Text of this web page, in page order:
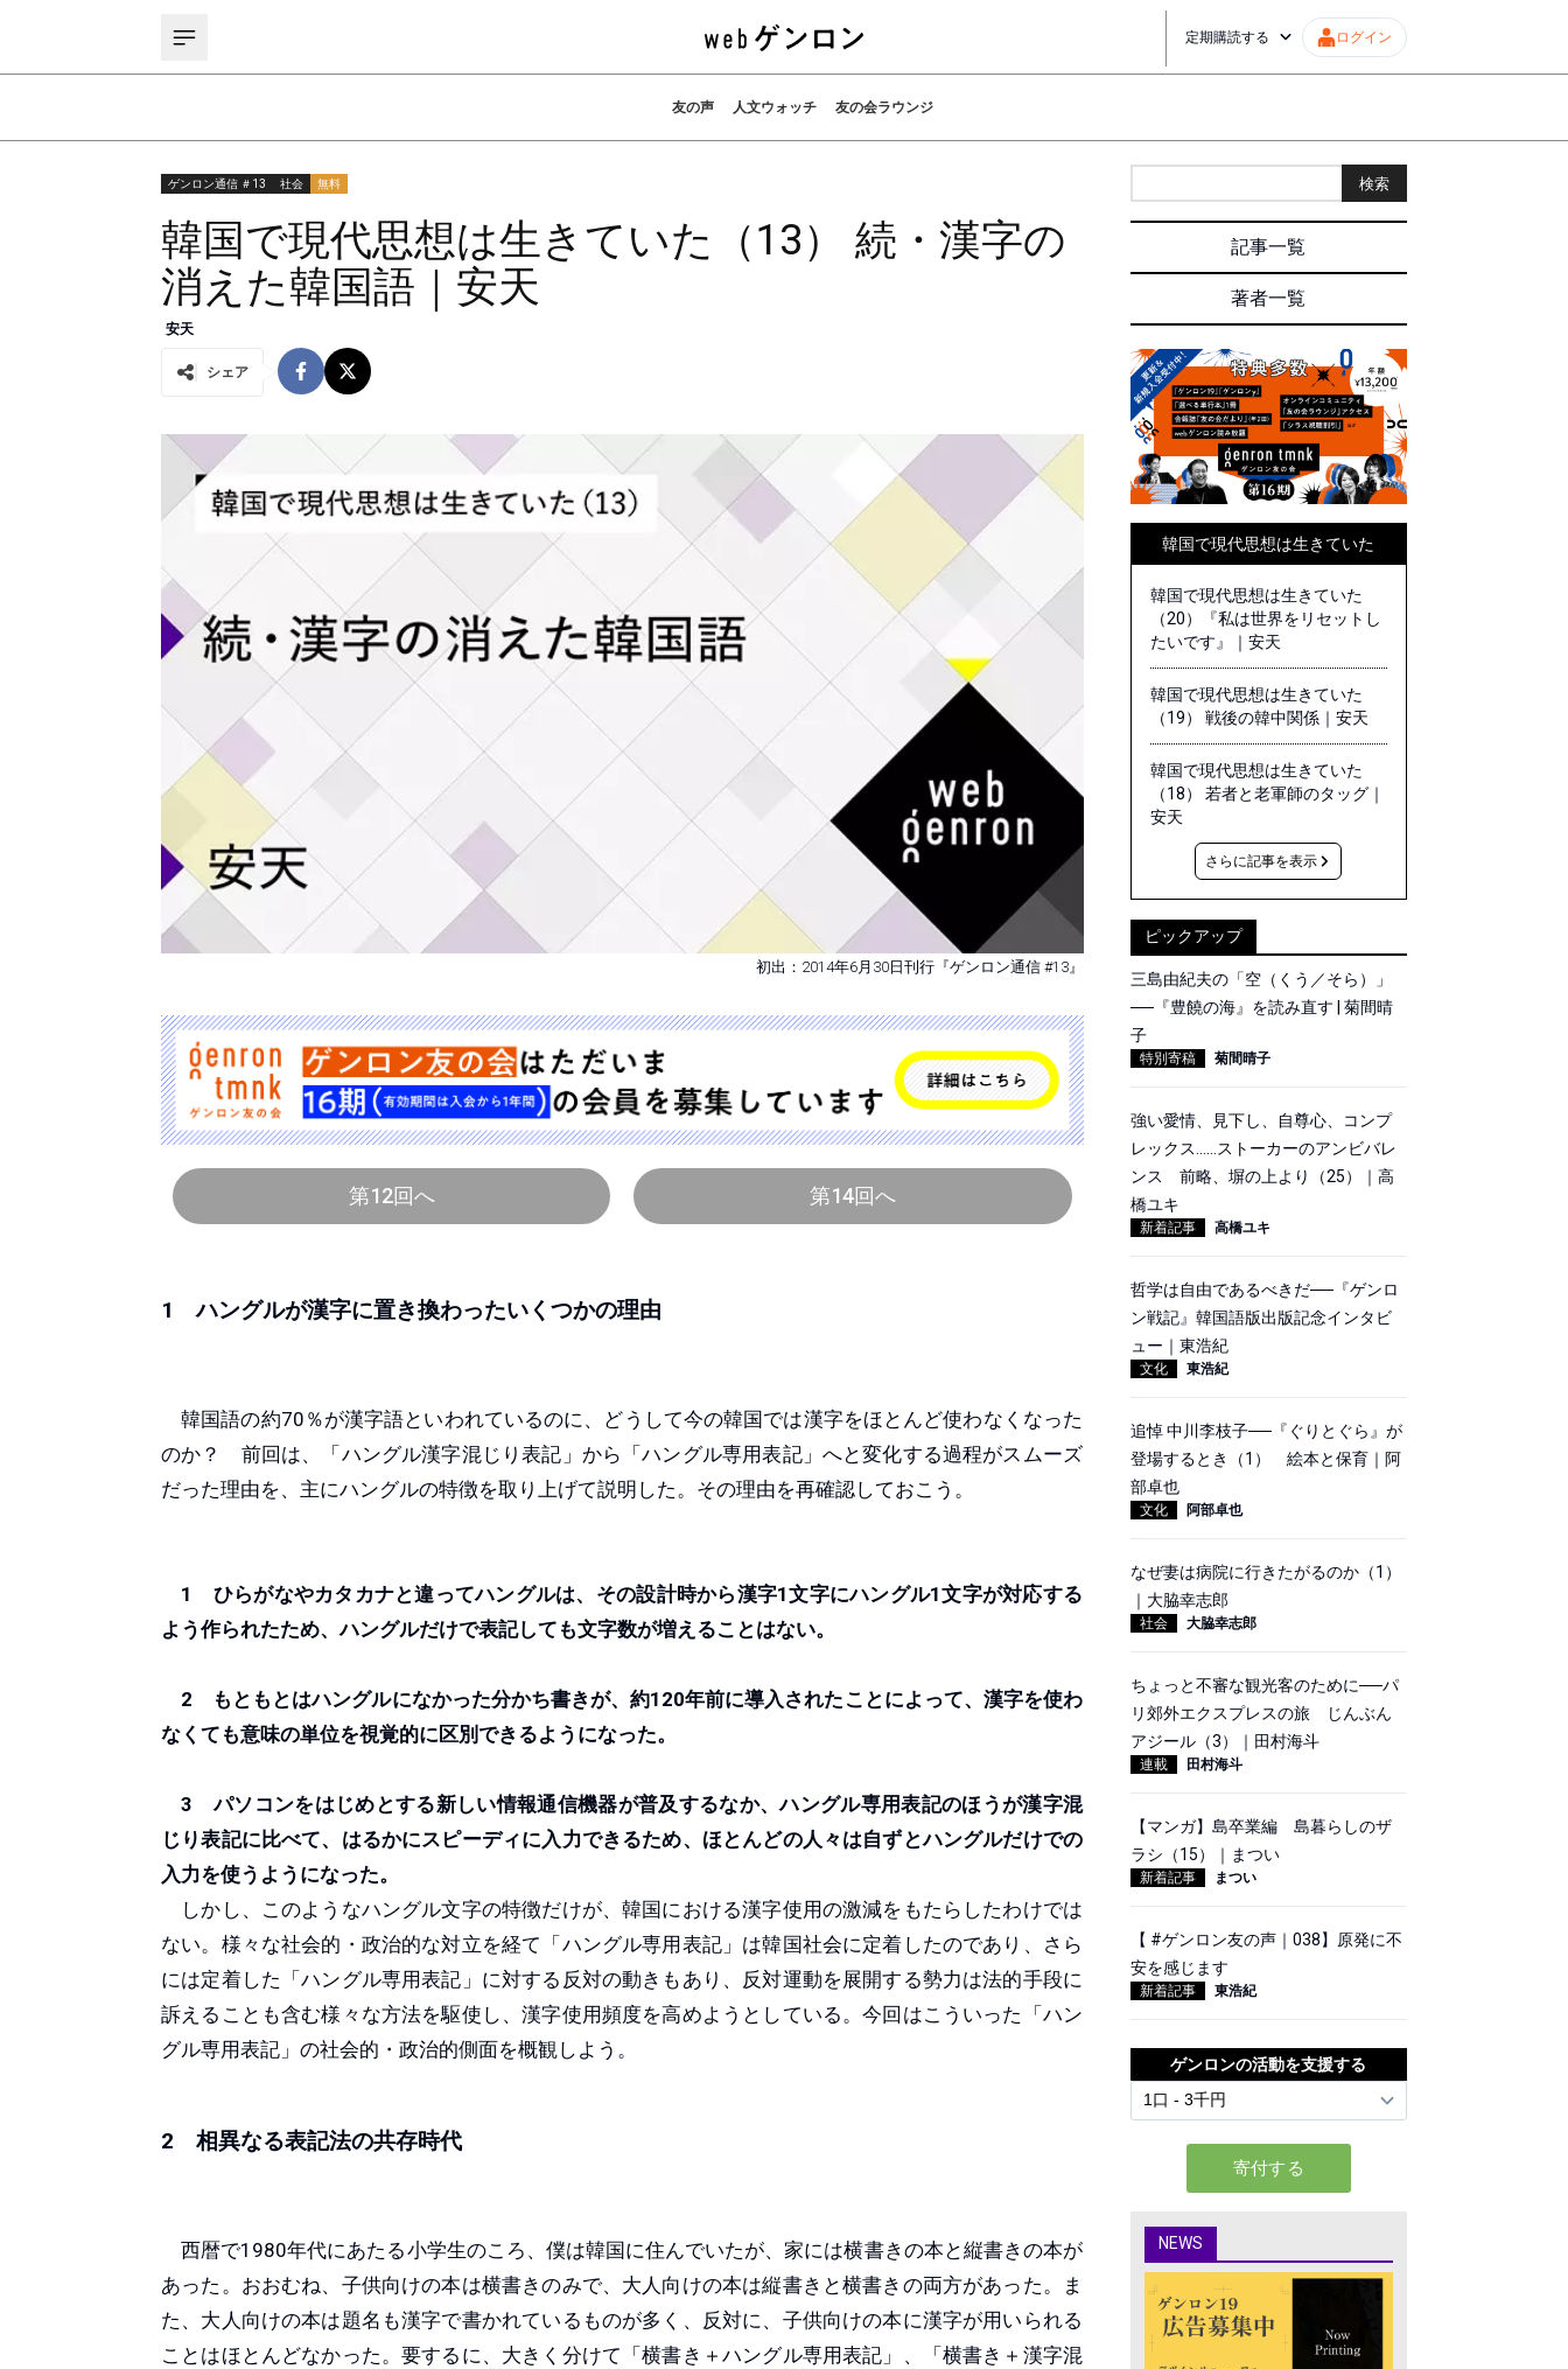
定期購読する ログイン
友の声 人文ウォッチ 友の会ラウンジ
ゲンロン通信 ＃13 社会 無料
韓国で現代思想は生きていた（13） 続・漢字の
消えた韓国語｜安天
安天
シェア
初出：2014年6月30日刊行『ゲンロン通信 #13』
第12回へ 第14回へ
1 ハングルが漢字に置き換わったいくつかの理由
韓国語の約70％が漢字語といわれているのに、どうして今の韓国では漢字をほとんど使わなくなった
のか？ 前回は、「ハングル漢字混じり表記」から「ハングル専用表記」へと変化する過程がスムーズ
だった理由を、主にハングルの特徴を取り上げて説明した。その理由を再確認しておこう。
1 ひらがなやカタカナと違ってハングルは、その設計時から漢字1文字にハングル1文字が対応する
よう作られたため、ハングルだけで表記しても文字数が増えることはない。
2 もともとはハングルになかった分かち書きが、約120年前に導入されたことによって、漢字を使わ
なくても意味の単位を視覚的に区別できるようになった。
3 パソコンをはじめとする新しい情報通信機器が普及するなか、ハングル専用表記のほうが漢字混
じり表記に比べて、はるかにスピーディに入力できるため、ほとんどの人々は自ずとハングルだけでの
入力を使うようになった。
しかし、このようなハングル文字の特徴だけが、韓国における漢字使用の激減をもたらしたわけでは
ない。様々な社会的・政治的な対立を経て「ハングル専用表記」は韓国社会に定着したのであり、さら
には定着した「ハングル専用表記」に対する反対の動きもあり、反対運動を展開する勢力は法的手段に
訴えることも含む様々な方法を駆使し、漢字使用頻度を高めようとしている。今回はこういった「ハン
グル専用表記」の社会的・政治的側面を概観しよう。
2 相異なる表記法の共存時代
西暦で1980年代にあたる小学生のころ、僕は韓国に住んでいたが、家には横書きの本と縦書きの本が
あった。おおむね、子供向けの本は横書きのみで、大人向けの本は縦書きと横書きの両方があった。ま
た、大人向けの本は題名も漢字で書かれているものが多く、反対に、子供向けの本に漢字が用いられる
ことはほとんどなかった。要するに、大きく分けて「横書き＋ハングル専用表記」、「横書き＋漢字混
検索
記事一覧
著者一覧
韓国で現代思想は生きていた
韓国で現代思想は生きていた
（20）『私は世界をリセットし
たいです』｜安天
韓国で現代思想は生きていた
（19） 戦後の韓中関係｜安天
韓国で現代思想は生きていた
（18） 若者と老軍師のタッグ｜
安天
さらに記事を表示
ピックアップ
三島由紀夫の「空（くう／そら）」
──『豊饒の海』を読み直す | 菊間晴
子
特別寄稿 菊間晴子
強い愛情、見下し、自尊心、コンプ
レックス……ストーカーのアンビバレ
ンス 前略、塀の上より（25）｜高
橋ユキ
新着記事 高橋ユキ
哲学は自由であるべきだ──『ゲンロ
ン戦記』韓国語版出版記念インタビ
ュー｜東浩紀
文化 東浩紀
追悼 中川李枝子──『ぐりとぐら』が
登場するとき（1） 絵本と保育｜阿
部卓也
文化 阿部卓也
なぜ妻は病院に行きたがるのか（1）
｜大脇幸志郎
社会 大脇幸志郎
ちょっと不審な観光客のために──パ
リ郊外エクスプレスの旅 じんぶん
アジール（3）｜田村海斗
連載 田村海斗
【マンガ】島卒業編 島暮らしのザ
ラシ（15）｜まつい
新着記事 まつい
【 #ゲンロン友の声｜038】原発に不
安を感じます
新着記事 東浩紀
ゲンロンの活動を支援する
NEWS